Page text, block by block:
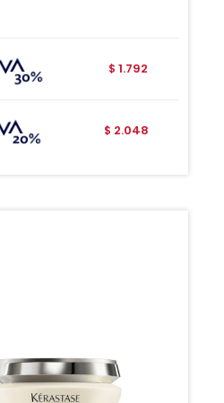
$ 1.792
$ 2.048